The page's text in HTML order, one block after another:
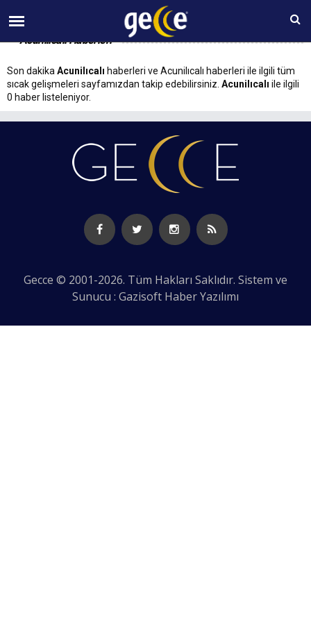
07 AĞUSTOS Cuma 15:34
Acunilıcalı Haberleri
Son dakika Acunilıcalı haberleri ve Acunilıcalı haberleri ile ilgili tüm
sıcak gelişmeleri sayfamızdan takip edebilirsiniz. Acunilıcalı ile ilgili
0 haber listeleniyor.
Gecce © 2001-2026. Tüm Hakları Saklıdır. Sistem ve
Sunucu : Gazisoft Haber Yazılımı